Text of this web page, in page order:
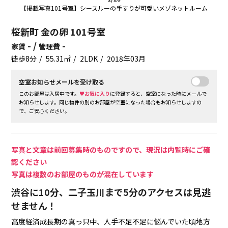
【掲載写真101号室】シースルーの手すりが可愛いメゾネットルーム
桜新町 金の卵 101号室
家賃 - /管理費 -
徒歩8分 55.31㎡ 2LDK 2018年03月
空室お知らせメールを受け取る
このお部屋は入居中です。♥お気に入り に登録すると、空室になった時にメールで
お知らせします。同じ物件の別のお部屋が空室になった場合もお知らせしますの
で、ご安心ください。
写真と文章は前回募集時のものですので、現況は内覧時にご確
認ください
写真は複数のお部屋のものが混在しています
渋谷に10分、二子玉川まで5分のアクセスは見逃
せません！
高度経済成長期の真っ只中、人手不足不足に悩んでいた頃地方